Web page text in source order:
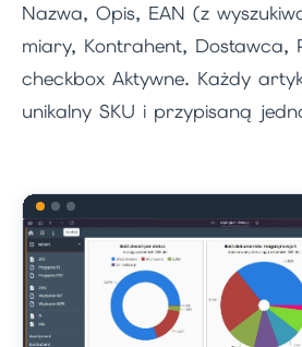
Nazwa, Opis, EAN (z
miary, Kontrahent, Dostawca,
checkbox Aktywne. Każdy
unikalny SKU i przypisaną